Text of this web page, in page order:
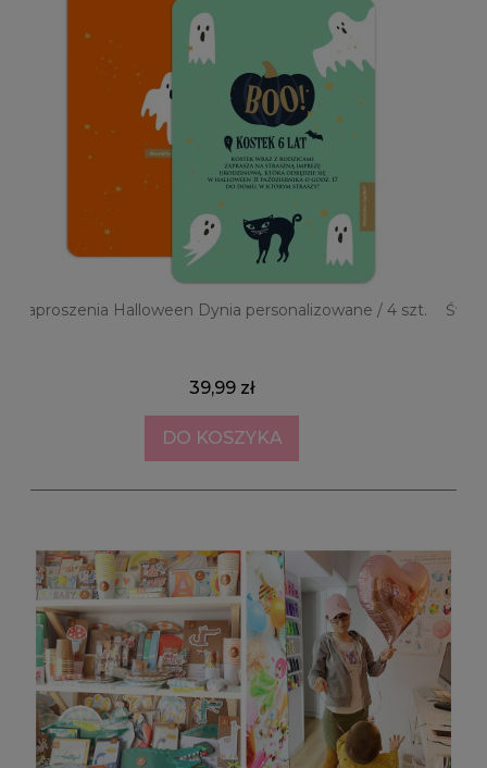
Zaproszenia Halloween Dynia personalizowane / 4 szt.
39,99 zł
DO KOSZYKA